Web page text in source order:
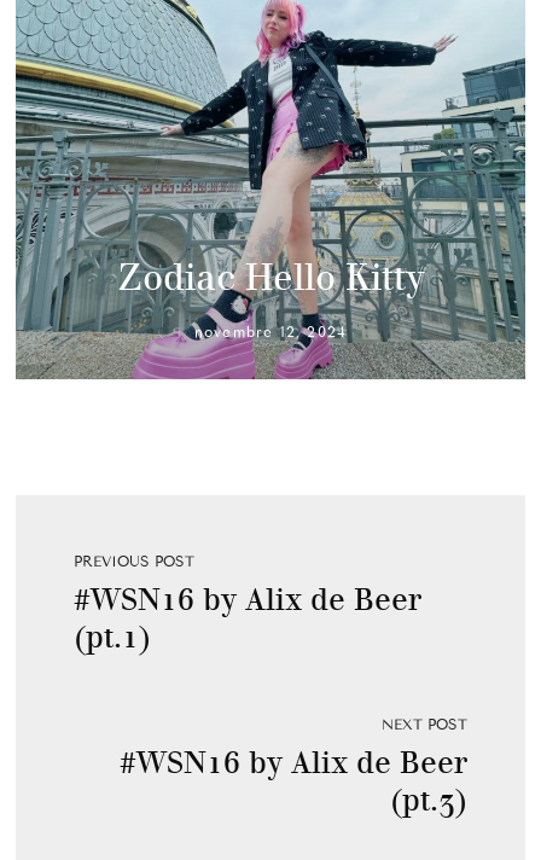
Zodiac Hello Kitty
novembre 12, 2024
PREVIOUS POST
#WSN16 by Alix de Beer
(pt.1)
NEXT POST
#WSN16 by Alix de Beer
(pt.3)